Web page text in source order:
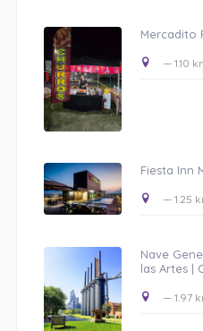
Mercadito
— 1.10
Fiesta Inn
— 1.25
Nave
las Artes |
— 1.97